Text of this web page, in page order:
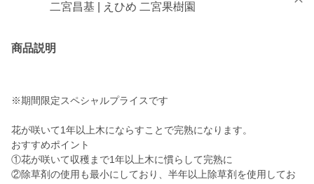
二宮昌基 | えひめ 二宮果樹園
商品説明
※期間限定スペシャルプライスです
花が咲いて1年以上木にならすことで完熟になります。
おすすめポイント
①花が咲いて収穫まで1年以上木に慣らして完熟に
②除草剤の使用も最小にしており、半年以上除草剤を使用してお